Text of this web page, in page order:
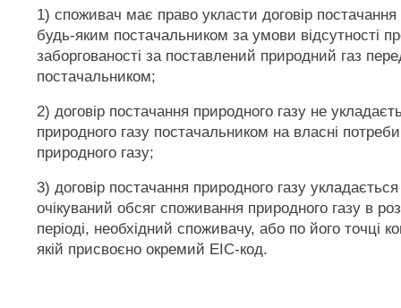
1) споживач має право укласти договір постачання
будь-яким постачальником за умови відсутності
заборгованості за поставлений природний газ
постачальником;
2) договір постачання природного газу не
природного газу постачальником на власні
природного газу;
3) договір постачання природного газу
очікуваний обсяг споживання природного газу в
періоді, необхідний споживачу, або по його точці
якій присвоєно окремий EIC-код.